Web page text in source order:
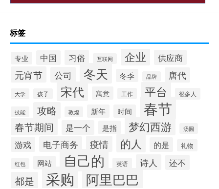
标签
专业 中国 习俗 互联网 企业 供应商
元宵节 公司 冬天 冬季 品牌 唐代
大学 孩子 宋代 寓意 工作 平台 很多人
技能 攻略 敦煌 新年 时间 春节
春节期间 是一个 是指 梦幻西游 汤圆
游戏 电子商务 疫情 的人 的是 礼物
红包 网站 自己的 英语 诗人 还不
都是 采购 阿里巴巴